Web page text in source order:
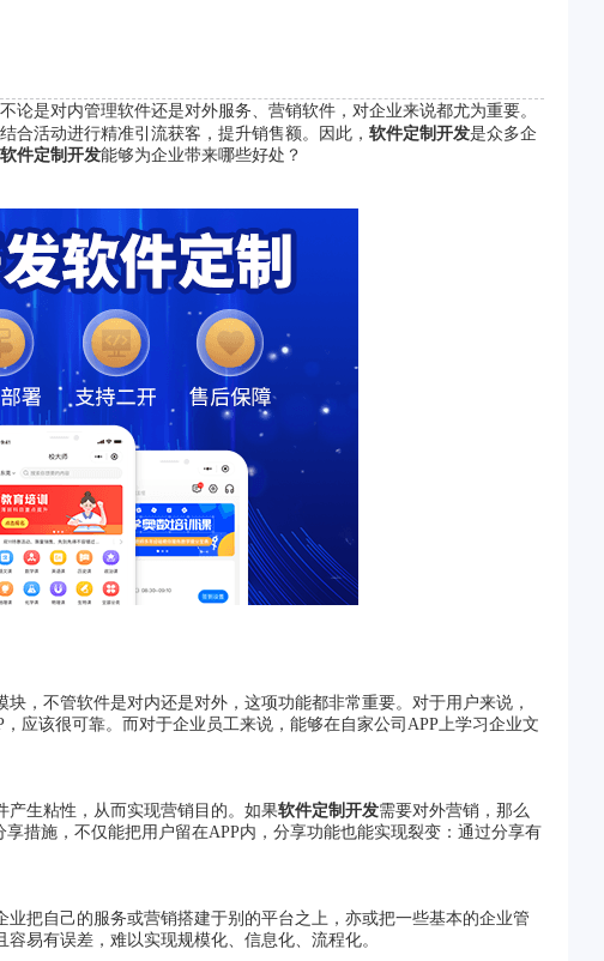
论是对内管理软件还是对外服务、营销软件，对企业来说都尤为重要。
合活动进行精准引流获客，提升销售额。因此， 软件定制开发是众多企
软件定制开发能够为企业带来哪些好处？
，不管软件是对内还是对外，这项功能都非常重要。对于用户来说，
应该很可靠。而对于企业员工来说，能够在自家公司APP上学习企业文
产生粘性，从而实现营销目的。如果软件定制开发需要对外营销，那么
措施，不仅能把用户留在APP内，分享功能也能实现裂变：通过分享有
业把自己的服务或营销搭建于别的平台之上，亦或把一些基本的企业管
易有误差，难以实现规模化、信息化、流程化。